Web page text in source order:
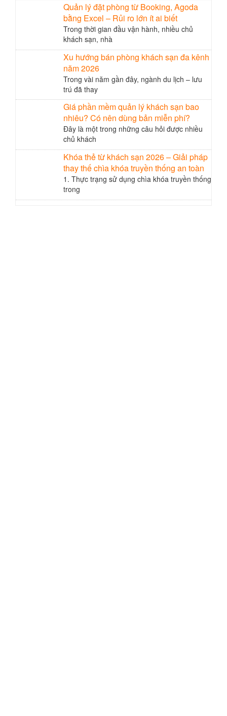
Quản lý đặt phòng từ Booking, Agoda
bằng Excel – Rủi ro lớn ít ai biết
Trong thời gian đầu vận hành, nhiều chủ
khách sạn, nhà
Xu hướng bán phòng khách sạn đa kênh
năm 2026
Trong vài năm gần đây, ngành du lịch – lưu
trú đã thay
Giá phần mềm quản lý khách sạn bao
nhiêu? Có nên dùng bản miễn phí?
Đây là một trong những câu hỏi được nhiều
chủ khách
Khóa thẻ từ khách sạn 2026 – Giải pháp
thay thế chìa khóa truyền thống an toàn
1. Thực trạng sử dụng chìa khóa truyền thống
trong